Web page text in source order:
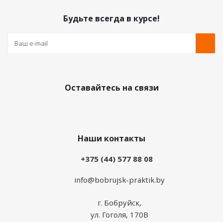
Будьте всегда в курсе!
Оставайтесь на связи
Наши контакты
+375 (44) 577 88 08
info@bobrujsk-praktik.by
г. Бобруйск,
ул. Гоголя, 170В